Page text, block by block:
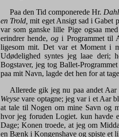
Paa den Tid componerede Hr.
en Trold,mit eget Ansigt sad i Gabet
var som ganske lille Pige ogsaa
erindrer hende,ogi Programmet til
ligesom mit. Det var et Moment i
Udødelighed syntes jeg laae deri;
Bogstaver, jeg tog Ballet-
paa mit Navn, lagde det hen for at
Allerede gik jeg nu paa andet
Weysevare optagne; jeg var i et Aar
at tale til Nogen om mine Savn og
hvor jeg foruden Logiet. kun havde
Dage; Konen troede, at jeg om
en Bænk i Kongenshave og spiste et